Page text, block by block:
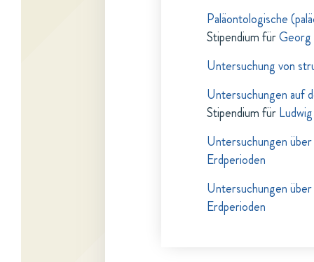
Paläontologische
Stipendium fürGeorg
Untersuchung von
Untersuchungen auf
Stipendium für
Untersuchungen
Erdperioden
Untersuchungen
Erdperioden